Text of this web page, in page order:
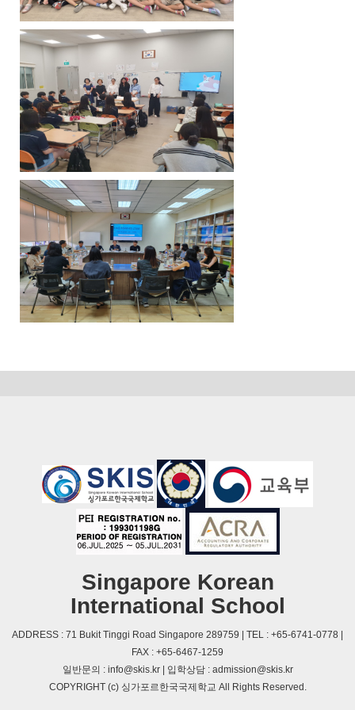
Singapore Korean
International School
ADDRESS : 71 Bukit Tinggi Road Singapore 289759 | TEL : +65-6741-0778 |
FAX : +65-6467-1259
일반문의 : info@skis.kr | 입학상담 : admission@skis.kr
COPYRIGHT (c) 싱가포르한국국제학교 All Rights Reserved.